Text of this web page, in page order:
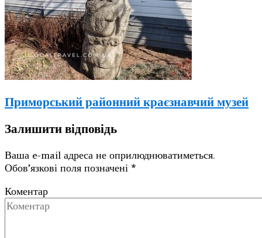
Приморський районний краєзнавчий музей
Залишити відповідь
Ваша e-mail адреса не оприлюднюватиметься.
Обов’язкові поля позначені *
Коментар